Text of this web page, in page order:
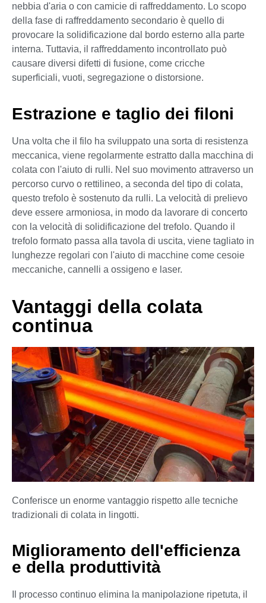
nebbia d'aria o con camicie di raffreddamento. Lo scopo
della fase di raffreddamento secondario è quello di
provocare la solidificazione dal bordo esterno alla parte
interna. Tuttavia, il raffreddamento incontrollato può
causare diversi difetti di fusione, come cricche
superficiali, vuoti, segregazione o distorsione.
Estrazione e taglio dei filoni
Una volta che il filo ha sviluppato una sorta di resistenza
meccanica, viene regolarmente estratto dalla macchina di
colata con l'aiuto di rulli. Nel suo movimento attraverso un
percorso curvo o rettilineo, a seconda del tipo di colata,
questo trefolo è sostenuto da rulli. La velocità di prelievo
deve essere armoniosa, in modo da lavorare di concerto
con la velocità di solidificazione del trefolo. Quando il
trefolo formato passa alla tavola di uscita, viene tagliato in
lunghezze regolari con l'aiuto di macchine come cesoie
meccaniche, cannelli a ossigeno e laser.
Vantaggi della colata
continua
Conferisce un enorme vantaggio rispetto alle tecniche
tradizionali di colata in lingotti.
Miglioramento dell'efficienza
e della produttività
Il processo continuo elimina la manipolazione ripetuta, il